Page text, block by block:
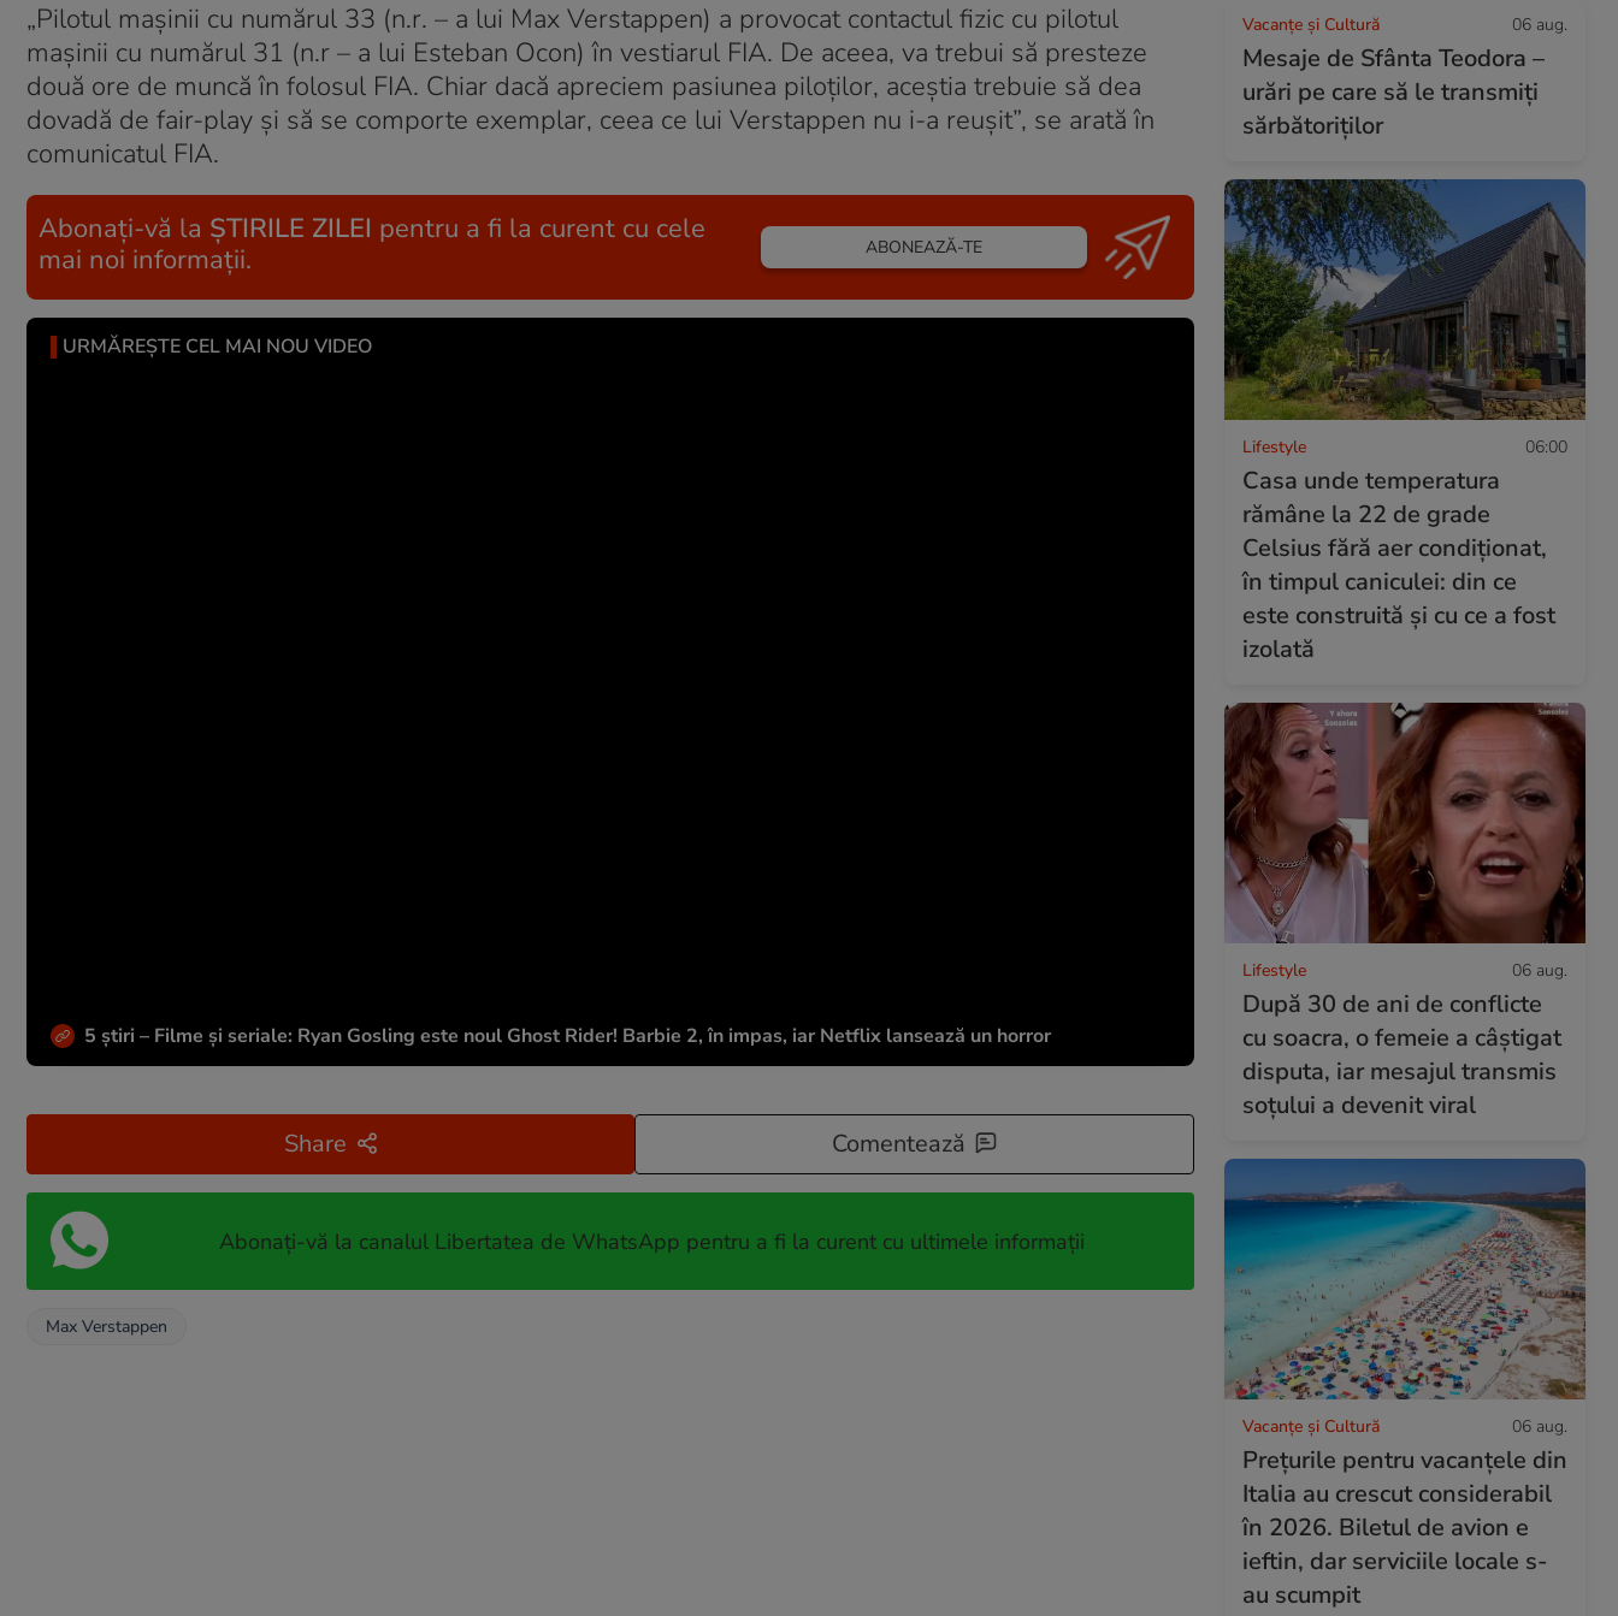
„Pilotul mașinii cu numărul 33 (n.r. – a lui Max Verstappen) a provocat contactul fizic cu pilotul
mașinii cu numărul 31 (n.r – a lui Esteban Ocon) în vestiarul FIA. De aceea, va trebui să presteze
două ore de muncă în folosul FIA. Chiar dacă apreciem pasiunea piloților, aceștia trebuie să dea
dovadă de fair-play și să se comporte exemplar, ceea ce lui Verstappen nu i-a reușit”, se arată în
comunicatul FIA.
Abonați-vă la ȘTIRILE ZILEI pentru a fi la curent cu cele
mai noi informații.
ABONEAZĂ-TE
URMĂREȘTE CEL MAI NOU VIDEO
5 știri – Filme și seriale: Ryan Gosling este noul Ghost Rider! Barbie 2, în impas, iar Netflix lansează un horror
Share Comentează
Abonați-vă la canalul Libertatea de WhatsApp pentru a fi la curent cu ultimele informații
Max Verstappen
Vacanțe și Cultură 06 aug.
Mesaje de Sfânta Teodora –
urări pe care să le transmiți
sărbătoriților
Lifestyle 06:00
Casa unde temperatura
rămâne la 22 de grade
Celsius fără aer condiționat,
în timpul caniculei: din ce
este construită și cu ce a fost
izolată
Lifestyle 06 aug.
După 30 de ani de conflicte
cu soacra, o femeie a câștigat
disputa, iar mesajul transmis
soțului a devenit viral
Vacanțe și Cultură 06 aug.
Prețurile pentru vacanțele din
Italia au crescut considerabil
în 2026. Biletul de avion e
ieftin, dar serviciile locale s-
au scumpit